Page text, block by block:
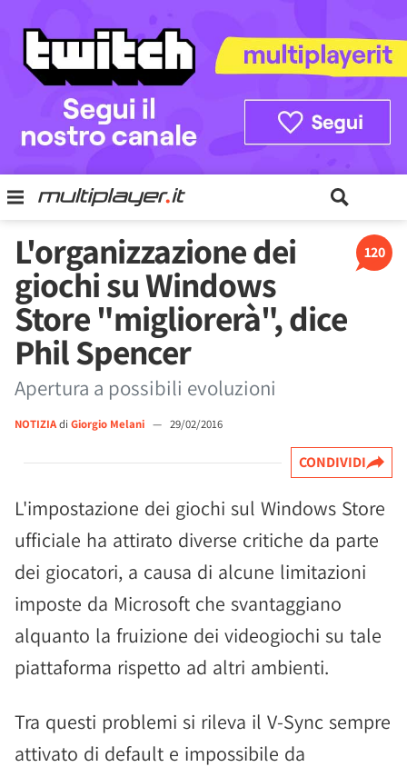
120
L'organizzazione dei
giochi su Windows
Store "migliorerà", dice
Phil Spencer
Apertura a possibili evoluzioni
NOTIZIAdi Giorgio Melani — 29/02/2016
CONDIVIDI
L'impostazione dei giochi sul Windows Store
ufficiale ha attirato diverse critiche da parte
dei giocatori, a causa di alcune limitazioni
imposte da Microsoft che svantaggiano
alquanto la fruizione dei videogiochi su tale
piattaforma rispetto ad altri ambienti.
Tra questi problemi si rileva il V-Sync sempre
attivato di default e impossibile da